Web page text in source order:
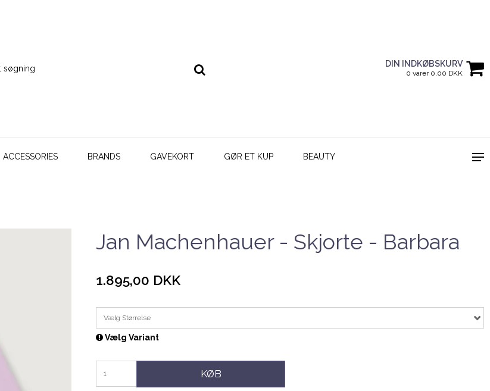
DIN INDKØBSKURV
0 varer 0,00 DKK
ACCESSORIES BRANDS GAVEKORT GØR ET KUP BEAUTY
Jan Machenhauer - Skjorte - Barbara
1.895,00 DKK
Vælg Størrelse
Vælg Variant
KØB